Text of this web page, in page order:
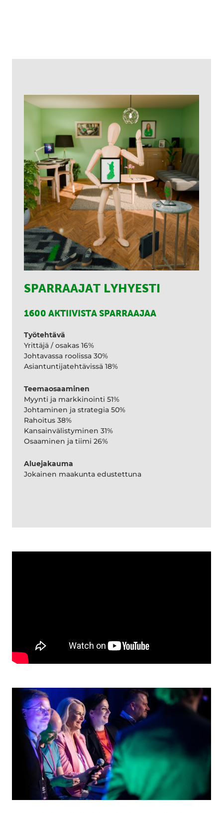
SPARRAAJAT LYHYESTI
1600 AKTIIVISTA SPARRAAJAA
Työtehtävä
Yrittäjä / osakas 16%
Johtavassa roolissa 30%
Asiantuntijatehtävissä 18%
Teemaosaaminen
Myynti ja markkinointi 51%
Johtaminen ja strategia 50%
Rahoitus 38%
Kansainvälistyminen 31%
Osaaminen ja tiimi 26%
Aluejakauma
Jokainen maakunta edustettuna